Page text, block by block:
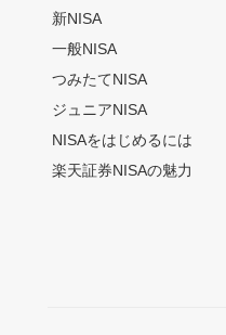
新NISA
一般NISA
つみたてNISA
ジュニアNISA
NISAをはじめるには
楽天証券NISAの魅力